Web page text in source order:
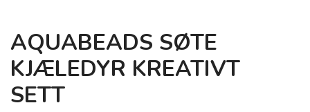
AQUABEADS SØTE
KJÆLEDYR KREATIVT
SETT